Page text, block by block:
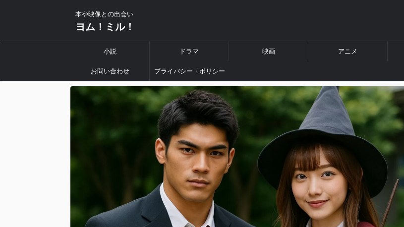
本や映像との出会い
ヨム！ミル！
小説 ドラマ 映画 アニメ
お問い合わせ プライバシー・ポリシー